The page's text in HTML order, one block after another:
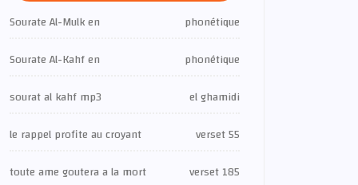
Sourate Al-Mulk en
phonétique
Sourate Al-Kahf en
phonétique
sourat al kahf mp3
el ghamidi
le rappel profite au croyant
verset 55
toute ame goutera a la mort
verset 185